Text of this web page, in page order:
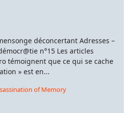
déconcertant Adresses –
n°15 Les articles
témoignent que ce qui se cache
» est en...
of Memory